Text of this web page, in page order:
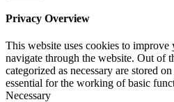
Privacy Overview
This website uses cookies to
navigate through the website. Out of
categorized as necessary are stored
essential for the working of basic
Necessary